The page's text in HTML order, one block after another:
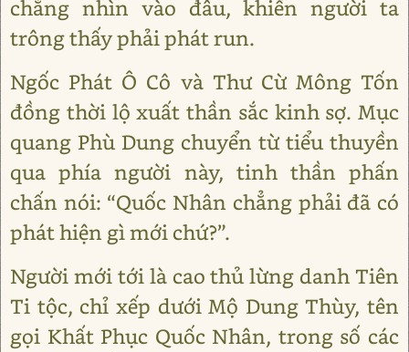
chẳng nhìn vào đâu, khiến người ta
trông thấy phải phát run.
Ngốc Phát Ô Cô và Thư Cừ Mông Tốn
đồng thời lộ xuất thần sắc kinh sợ. Mục
quang Phù Dung chuyển từ tiểu thuyền
qua phía người này, tinh thần phấn
chấn nói: “Quốc Nhân chẳng phải đã có
phát hiện gì mới chứ?”.
Người mới tới là cao thủ lừng danh Tiên
Ti tộc, chỉ xếp dưới Mộ Dung Thùy, tên
gọi Khất Phục Quốc Nhân, trong số các